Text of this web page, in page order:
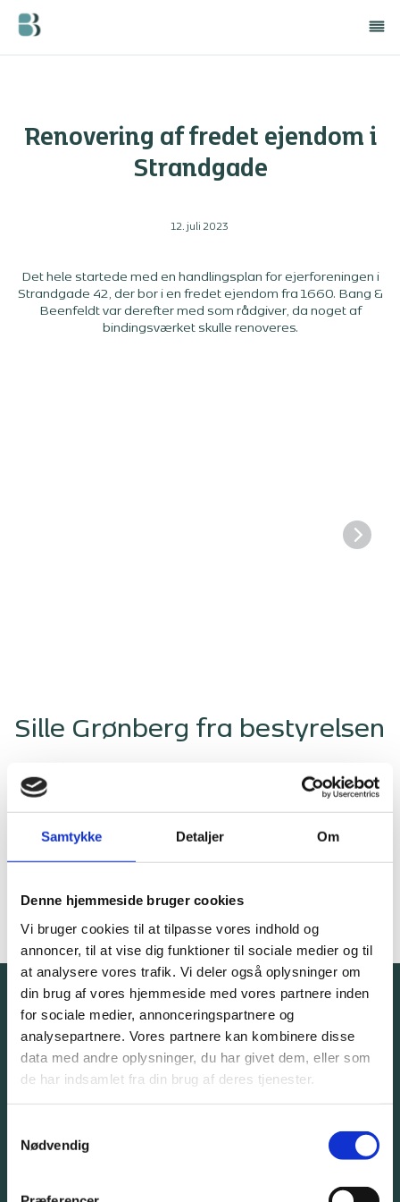
Samtykke Detaljer Om
Denne hjemmeside bruger cookies
Vi bruger cookies til at tilpasse vores indhold og
annoncer, til at vise dig funktioner til sociale medier og til
at analysere vores trafik. Vi deler også oplysninger om
din brug af vores hjemmeside med vores partnere inden
for sociale medier, annonceringspartnere og
analysepartnere. Vores partnere kan kombinere disse
data med andre oplysninger, du har givet dem, eller som
de har indsamlet fra din brug af deres tjenester.
Nødvendig
Renovering af fredet ejendom i
Strandgade
12. juli 2023
Det hele startede med en handlingsplan for ejerforeningen i
Strandgade 42, der bor i en fredet ejendom fra 1660. Bang &
Beenfeldt var derefter med som rådgiver, da noget af
bindingsværket skulle renoveres.
Sille Grønberg fra bestyrelsen
"Vi startede med at få en gennemgang af hele huset for at få
Tal med en ekspert. Helt
uforpligtende.